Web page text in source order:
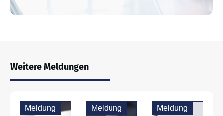
Weitere Meldungen
Meldung Meldung Meldung